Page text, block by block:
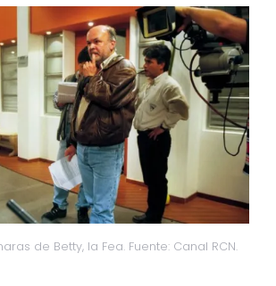
de Betty, la Fea. Fuente: Canal RCN.